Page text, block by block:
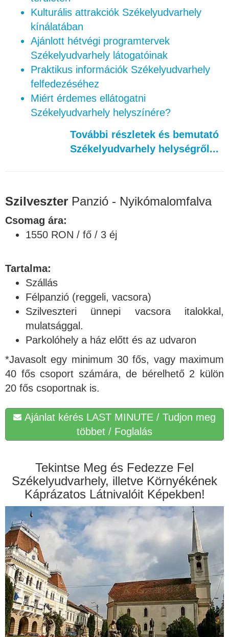
Kulturális attrakciók Székelyudvarhely
kínálatában
Ajánlott hétvégi programtervek
Székelyudvarhely látogatóinak
Praktikus információk Székelyudvarhely
felfedezéséhez
Miért érdemes ellátogatni
Székelyudvarhely helyszínére?
További részletek és bemutató
Székelyudvarhely helységről...
Szilveszter Panzió - Nyikómalomfalva
Csomag ára:
1550 RON / fő / 3 éj
Tartalma:
Szállás
Félpanzió (reggeli, vacsora)
Szilveszteri ünnepi vacsora italokkal,
mulatsággal.
Parkolóhely a ház előtt és az udvaron
*Javasolt egy minimum 30 fős, vagy maximum
40 fős csoport számára, de bérelhető 2 külön
20 fős csoportnak is.
Ajánlat kérés LAST MINUTE / Tudjon meg
többet / Foglalás
Tekintse Meg és Fedezze Fel
Székelyudvarhely, illetve Környékének
Káprázatos Látnivalóit Képekben!